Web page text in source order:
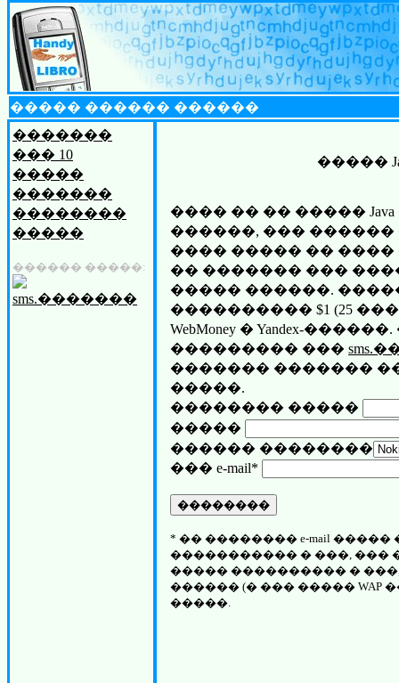
����� ������ ������
�������
��� 10
�����
�������
��������
�����
������ �����:
�����
���� �� �� �����
������, ���
���� ����� �� ����
�� ������� ���
����� ������.
���������� $1 (25
WebMoney � Yandex-
��������� ���
������� �������
�����.
�������� �����
�����
������ ��������
��� e-mail*
* �� �������� e-mail
����������� � ���, ���
����� ���������� �
������ (� ��� ����� WAP
�����.